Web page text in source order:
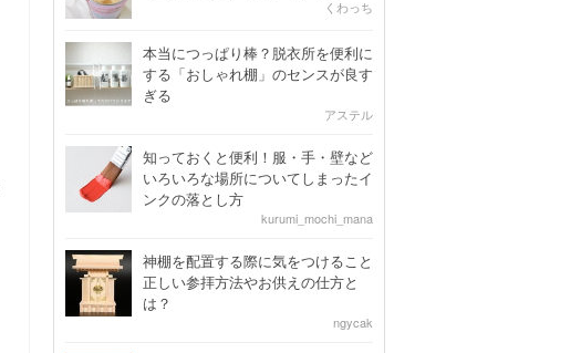
くわっち
本当につっぱり棒？脱衣所を便利に
する「おしゃれ棚」のセンスが良す
ぎる
アステル
知っておくと便利！服・手・壁など
いろいろな場所についてしまったイ
ンクの落とし方
kurumi_mochi_mana
神棚を配置する際に気をつけること
正しい参拝方法やお供えの仕方と
は？
ngycak